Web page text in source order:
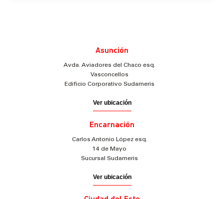
Asunción
Avda. Aviadores del Chaco esq.
Vasconcellos
Edificio Corporativo Sudameris
Ver ubicación
Encarnación
Carlos Antonio López esq.
14 de Mayo
Sucursal Sudameris
Ver ubicación